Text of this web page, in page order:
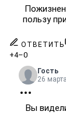
пользу
ОТВЕТИТЬ
+4–0
Гость
26
Вы